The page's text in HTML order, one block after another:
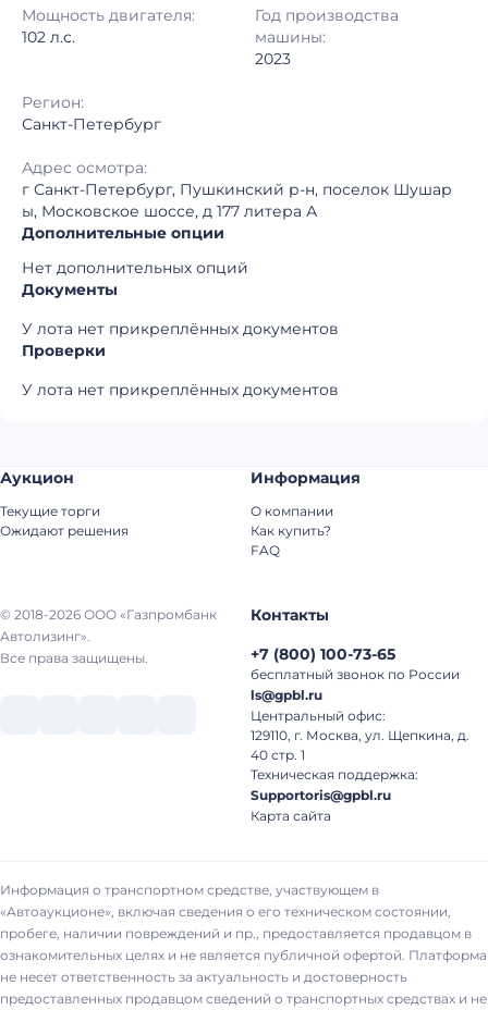
Регион: Санкт-Петербург
Мощность двигателя:
102 л.с.
Год производства
машины:
2023
Регион:
Санкт-Петербург
Адрес осмотра:
г Санкт-Петербург, Пушкинский р-н, поселок Шушар
ы, Московское шоссе, д 177 литера А
Дополнительные опции
Нет дополнительных опций
Документы
У лота нет прикреплённых документов
Проверки
У лота нет прикреплённых документов
© 2018-2026 ООО «Газпромбанк
Автолизинг».
Все права защищены.
Аукцион
Текущие торги
Ожидают решения
Информация
О компании
Как купить?
FAQ
Контакты
+7 (800) 100-73-65
бесплатный звонок по России
ls@gpbl.ru
Центральный офис:
129110, г. Москва, ул. Щепкина, д.
40 стр. 1
Техническая поддержка:
Supportoris@gpbl.ru
Карта сайта
Информация о транспортном средстве, участвующем в
«Автоаукционе», включая сведения о его техническом состоянии,
пробеге, наличии повреждений и пр., предоставляется продавцом в
ознакомительных целях и не является публичной офертой. Платформа
не несет ответственность за актуальность и достоверность
предоставленных продавцом сведений о транспортных средствах и не